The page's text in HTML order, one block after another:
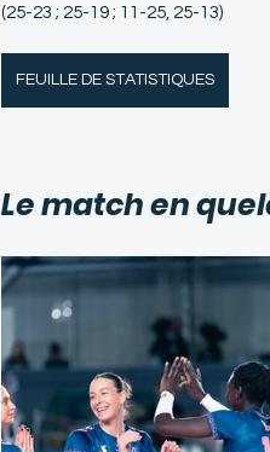
(25-23 ; 25-19 ; 11-25, 25-13)
FEUILLE DE STATISTIQUES
Le match en